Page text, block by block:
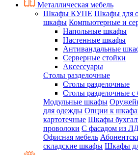
Металлическая мебель
Шкафы КУПЕ Шкафы для
шкафы Компьютерные и
Напольные шкафы
Настенные шкафы
Антивандальные
Серверные стойки
Аксессуары
Столы разделочные
Столы разделочные
Столы разделочные с
Модульные шкафы
для одежды Опции к
картотечные Шкафы
проволоки С фасадом из
Офисная мебель
складские шкафы Шкафы